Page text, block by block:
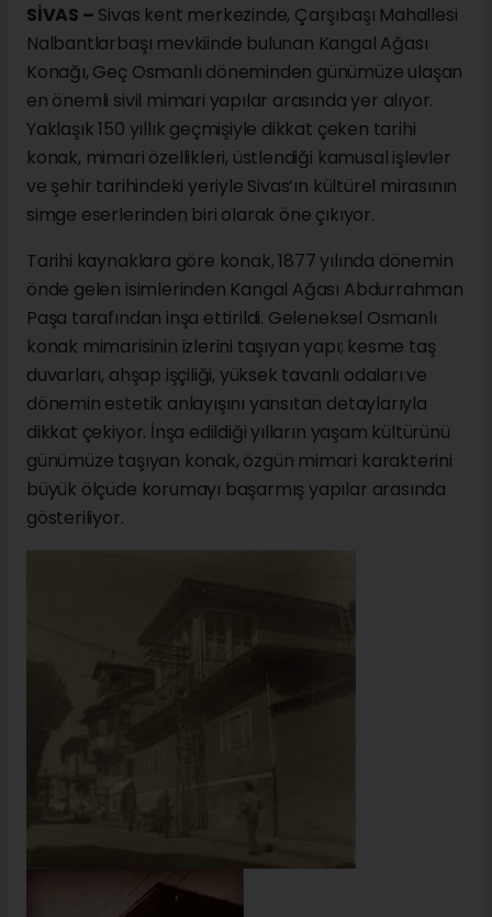
SİVAS – Sivas kent merkezinde, Çarşıbaşı Mahallesi
Nalbantlarbaşı mevkiinde bulunan Kangal Ağası
Konağı, Geç Osmanlı döneminden günümüze ulaşan
en önemli sivil mimari yapılar arasında yer alıyor.
Yaklaşık 150 yıllık geçmişiyle dikkat çeken tarihi
konak, mimari özellikleri, üstlendiği kamusal işlevler
ve şehir tarihindeki yeriyle Sivas’ın kültürel mirasının
simge eserlerinden biri olarak öne çıkıyor.
Tarihi kaynaklara göre konak, 1877 yılında dönemin
önde gelen isimlerinden Kangal Ağası Abdurrahman
Paşa tarafından inşa ettirildi. Geleneksel Osmanlı
konak mimarisinin izlerini taşıyan yapı; kesme taş
duvarları, ahşap işçiliği, yüksek tavanlı odaları ve
dönemin estetik anlayışını yansıtan detaylarıyla
dikkat çekiyor. İnşa edildiği yılların yaşam kültürünü
günümüze taşıyan konak, özgün mimari karakterini
büyük ölçüde korumayı başarmış yapılar arasında
gösteriliyor.